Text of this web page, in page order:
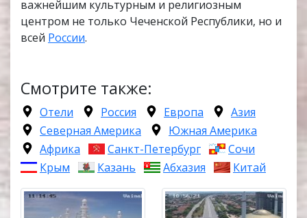
важнейшим культурным и религиозным
центром не только Чеченской Республики, но и
всей России.
Смотрите также:
Отели Россия Европа
Азия
Северная Америка
Южная Америка
Африка
Санкт-Петербург
Сочи
Крым
Казань Абхазия Китай